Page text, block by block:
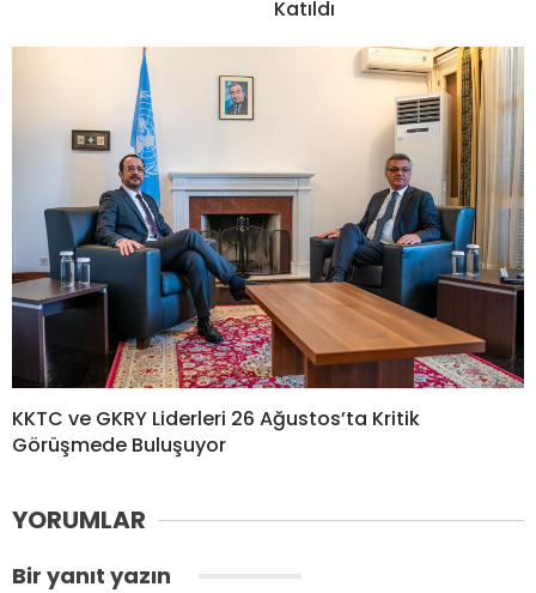
Katıldı
KKTC ve GKRY Liderleri 26 Ağustos’ta Kritik
Görüşmede Buluşuyor
YORUMLAR
Bir yanıt yazın